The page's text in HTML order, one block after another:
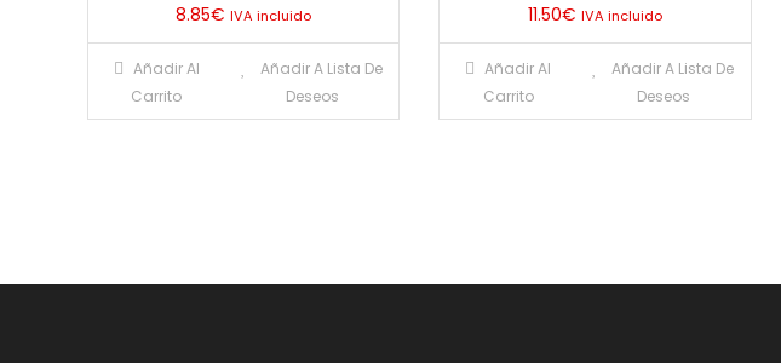
8.85€ IVA incluido
Añadir Al
Carrito
Añadir A Lista De
Deseos
11.50€ IVA incluido
Añadir Al
Carrito
Añadir A Lista De
Deseos